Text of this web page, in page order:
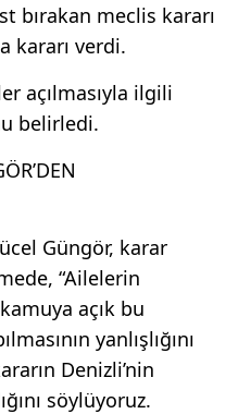
bırakan meclis kararı
kararı verdi.
açılmasıyla ilgili
belirledi.
Güngör, karar
“Ailelerin
açık bu
yanlışlığını
Denizli’nin
söylüyoruz.